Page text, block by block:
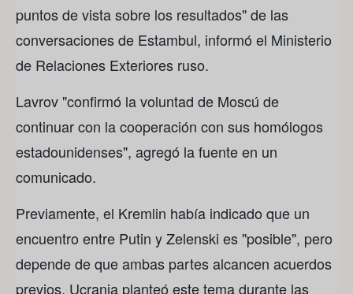
puntos de vista sobre los resultados" de las
conversaciones de Estambul, informó el Ministerio
de Relaciones Exteriores ruso.
Lavrov "confirmó la voluntad de Moscú de
continuar con la cooperación con sus homólogos
estadounidenses", agregó la fuente en un
comunicado.
Previamente, el Kremlin había indicado que un
encuentro entre Putin y Zelenski es "posible", pero
depende de que ambas partes alcancen acuerdos
previos. Ucrania planteó este tema durante las